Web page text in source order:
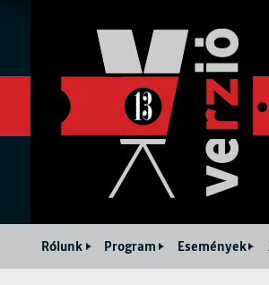
Rólunk Program Események